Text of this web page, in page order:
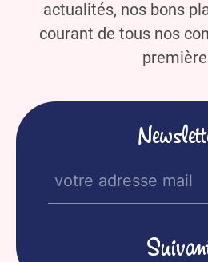
actualités, nos bons
courant de tous nos
E-
mail